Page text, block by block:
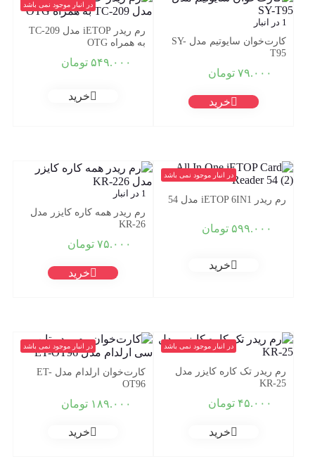
1 در انبار
کارت‌خوان سایوتیم مدل SY-
T95
۷۹.۰۰۰ تومان
خرید
در انبار موجود نمی باشد
رم ریدر iETOP مدل TC-209
به همراه OTG
۵۴۹.۰۰۰ تومان
خرید
در انبار موجود نمی باشد
رم ریدر iETOP 6IN1 مدل 54
۵۹۹.۰۰۰ تومان
خرید
1 در انبار
رم ریدر همه کاره کایزر مدل
KR-26
۷۵.۰۰۰ تومان
خرید
در انبار موجود نمی باشد
رم ریدر تک کاره کایزر مدل
KR-25
۴۵.۰۰۰ تومان
خرید
در انبار موجود نمی باشد
کارت‌خوان ارلدام مدل ET-
OT96
۱۸۹.۰۰۰ تومان
خرید